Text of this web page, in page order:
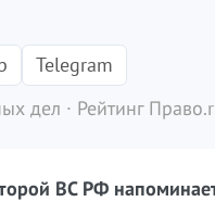
Telegram
дел · Рейтинг
ВС РФ